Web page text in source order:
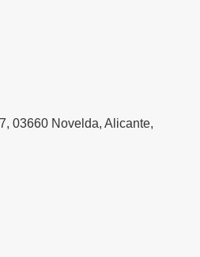
03660 Novelda, Alicante,